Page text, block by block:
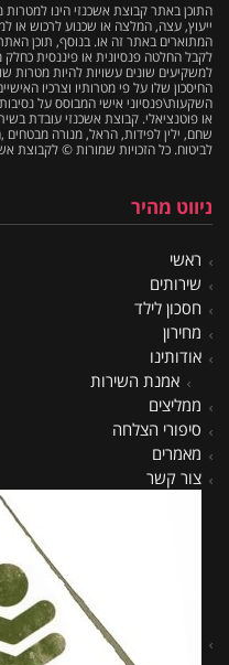
התוכן באתר קבוצת אשכנזי הינו
ייעוץ, עצה, המלצה או שכנוע לרכוש או
המתוארים באתר זה או. בנוסף, תוכן
לקבל החלטה פנסיונית או פיננסית
למשקיעים שונים עשויות להיות מטרות
החיסכון שלו על פי מטרותיו וצרכיו
השקעות\פנסיוני אישי המבוסס על
או פוטנציאלי. קבוצת אשכנזי עובדת
שחם, ילין לפידות, הראל, מנורה
לביטוח. כל הזכויות שמורות © לקבוצת
ניווט מהיר
ראשי
שירותים
חסכון לילד
מחירון
אודותינו
אמנת השירות
ממליצים
סיפורי הצלחה
מאמרים
צור קשר